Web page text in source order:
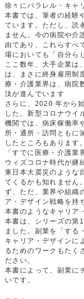
徐々にパラレル・キャ
本書では、筆者の経験
ています。ただし、読
ません。今の病院や介
由であり、これらすべ
場においても「自分ら
ここ数年、大手企業は
は、まさに終身雇用制
療・介護業界は、病院
汰が進んでいます
さらに、2020 年から
した。新型コロナウイ
機関では、病床稼働率
所・通所・訪問ともに
したところもあります。
「すでに医療・介護
ウィズコロナ時代が継
東日本大震災のような
てくるかも知れません
ず、ただ、業界や組織
ア・デザイン戦略を持
本書のようなキャリア
本書は、シリーズの第
ました。副業を「する
キャリア・デザインに
るためのワークもたく
ださい。
本書によって、副業に
いです。